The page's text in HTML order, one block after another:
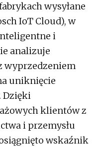
wysyłane
IoT Cloud), w
i
analizuje
wyprzedzeniem
uniknięcie
Dzięki
klientów z
i przemysłu
wskaźnik